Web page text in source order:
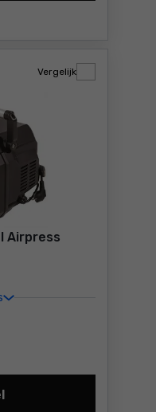
Airpress
Vergelijk
compressor 6l